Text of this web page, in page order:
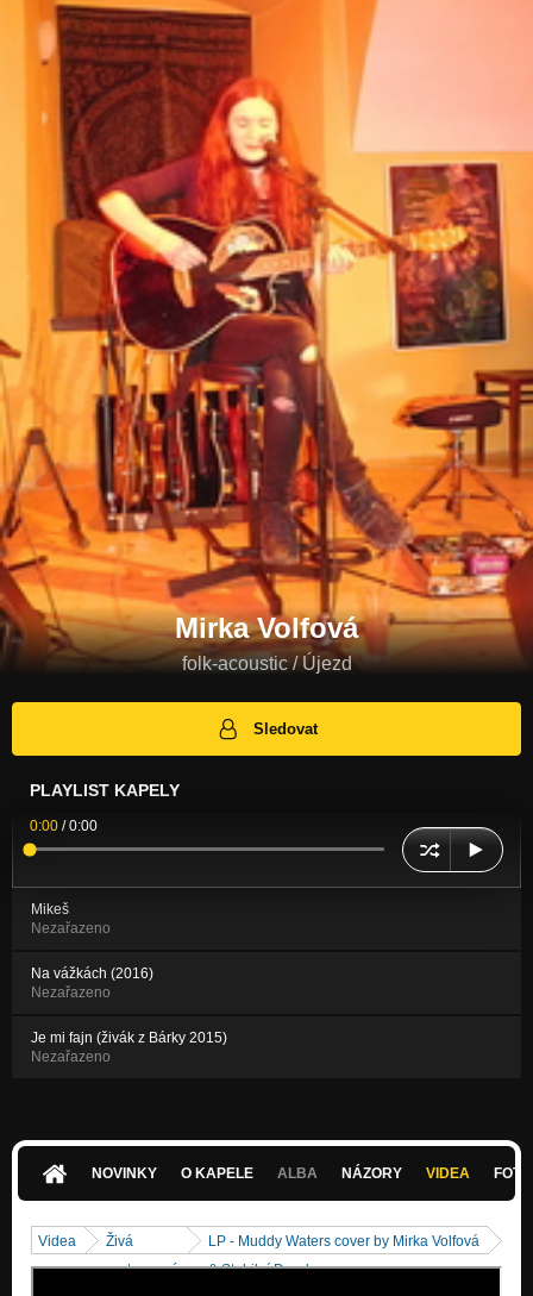
Mirka Volfová
folk-acoustic / Újezd
Sledovat
PLAYLIST KAPELY
0:00 /0:00
Mikeš
Nezařazeno
Na vážkách (2016)
Nezařazeno
Je mi fajn (živák z Bárky 2015)
Nezařazeno
NOVINKY O KAPELE ALBA NÁZORY VIDEA
Videa
Živá
vystoupení
LP - Muddy Waters cover by Mirka Volfová
& Stabilní Duoda